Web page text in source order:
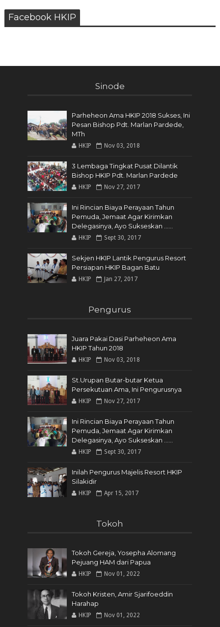
Facebook HKIP
Sinode
Parheheon Ama HKIP 2018 Sukses, Ini
Pesan Bishop Pdt. Marlan Pardede,
MTh
HKIP Nov 03, 2018
3 Lembaga Tingkat Pusat Dilantik
Bishop HKIP Pdt. Marlan Pardede
HKIP Nov 27, 2017
Ini Rincian Biaya Perayaan Tahun
Pemuda, Jemaat Agar Kirimkan
Delegasinya, Ayo Sukseskan ......
HKIP Sept 30, 2017
Sekjen HKIP Lantik Pengurus Resort
Persiapan HKIP Bagan Batu
HKIP Jan 27, 2017
Pengurus
Juara Pakai Dasi Parheheon Ama
HKIP Tahun 2018
HKIP Nov 03, 2018
St.Urupan Butar-butar Ketua
Persekutuan Ama, Ini Pengurusnya
HKIP Nov 27, 2017
Ini Rincian Biaya Perayaan Tahun
Pemuda, Jemaat Agar Kirimkan
Delegasinya, Ayo Sukseskan ......
HKIP Sept 30, 2017
Inilah Pengurus Majelis Resort HKIP
Silakidir
HKIP Apr 15, 2017
Tokoh
Tokoh Gereja, Yosepha Alomang
Pejuang HAM dari Papua
HKIP Nov 01, 2022
Tokoh Kristen, Amir Sjarifoeddin
Harahap
HKIP Nov 01, 2022